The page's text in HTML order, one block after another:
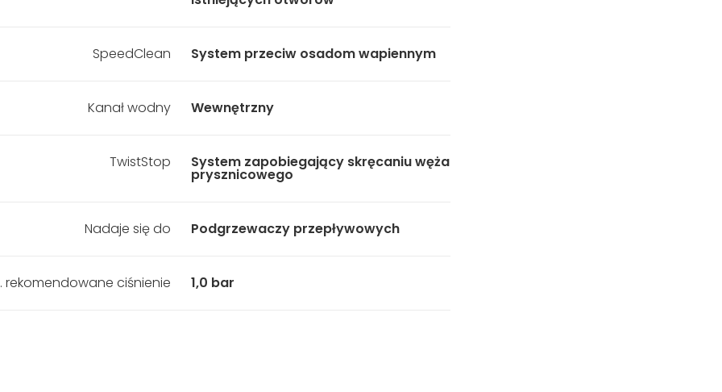
SpeedClean System przeciw osadom wapiennym
Kanał wodny Wewnętrzny
TwistStop System zapobiegający skręcaniu węża
prysznicowego
Nadaje się do Podgrzewaczy przepływowych
rekomendowane ciśnienie 1,0 bar